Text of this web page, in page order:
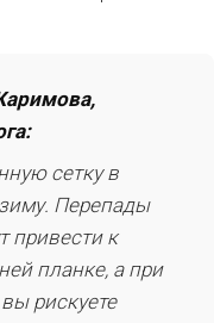
сетку в
Перепады
привести к
планке, а при
рискуете